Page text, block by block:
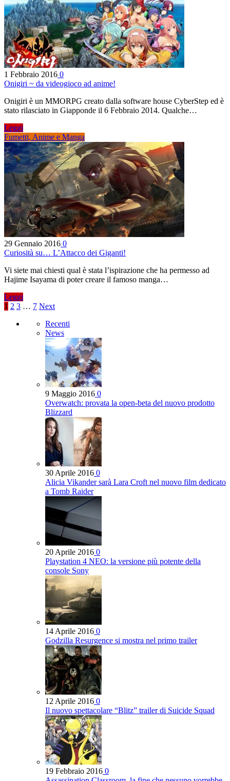
1 Febbraio 2016 0
Onigiri ~ da videogioco ad anime!
Onigiri è un MMORPG creato dalla software house CyberStep ed è
stato rilasciato in Giapponde il 6 Febbraio 2014. Qualche…
Leggi
Fumetti, Anime e Manga
29 Gennaio 2016 0
Curiosità su… L’Attacco dei Giganti!
Vi siete mai chiesti qual è stata l’ispirazione che ha permesso ad
Hajime Isayama di poter creare il famoso manga…
Leggi
1 2 3 … 7 Next
Recenti
News
9 Maggio 2016 0
Overwatch: provata la open-beta del nuovo prodotto
Blizzard
30 Aprile 2016 0
Alicia Vikander sarà Lara Croft nel nuovo film dedicato
a Tomb Raider
20 Aprile 2016 0
Playstation 4 NEO: la versione più potente della
console Sony
14 Aprile 2016 0
Godzilla Resurgence si mostra nel primo trailer
12 Aprile 2016 0
Il nuovo spettacolare “Blitz” trailer di Suicide Squad
19 Febbraio 2016 0